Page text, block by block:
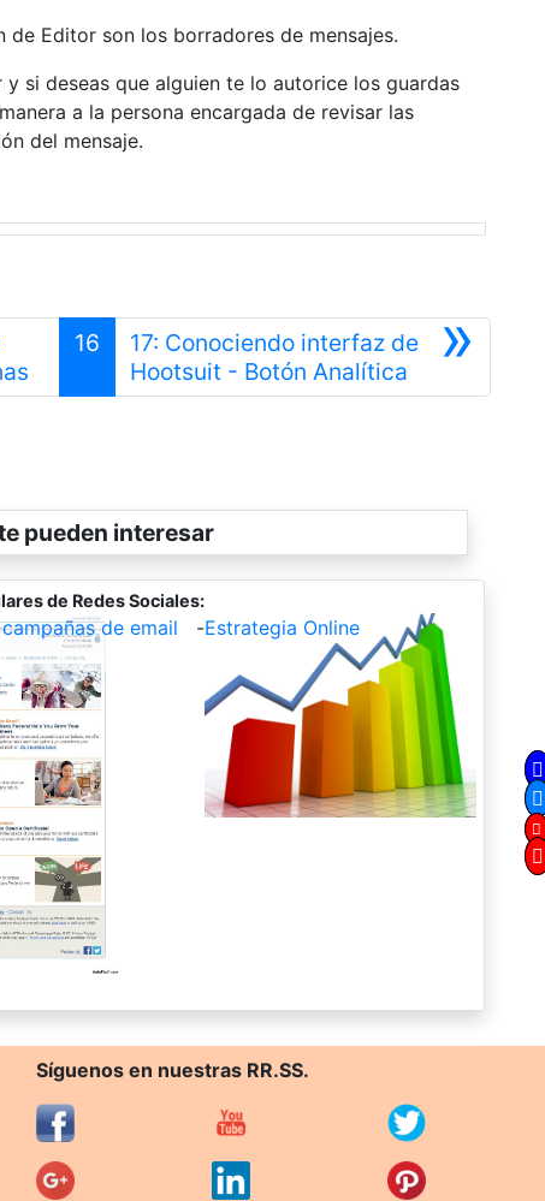
Editor son los borradores de mensajes.
si deseas que alguien te lo autorice los guardas
a la persona encargada de revisar las
del mensaje.
Anterior
16 »
17: Conociendo interfaz de
Hootsuit - Botón AnalíticaSiguiente
pueden interesar
de Redes Sociales:
de email
-Estrategia Online
Síguenos en nuestras RR.SS.